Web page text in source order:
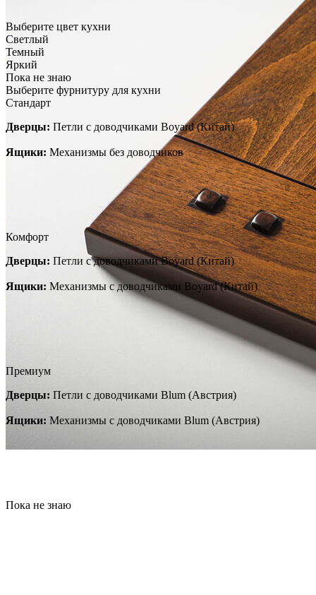
Выберите цвет кухни
Светлый
Темный
Яркий
Пока не знаю
Выберите фурнитуру для кухни
Стандарт
Дверцы: Петли с доводчиками Boyard (Китай)
Ящики: Механизмы без доводчиков
Комфорт
Дверцы: Петли с доводчиками Boyard (Китай)
Ящики: Механизмы с доводчиками Boyard (Китай)
Премиум
Дверцы: Петли с доводчиками Blum (Австрия)
Ящики: Механизмы с доводчиками Blum (Австрия)
Пока не знаю